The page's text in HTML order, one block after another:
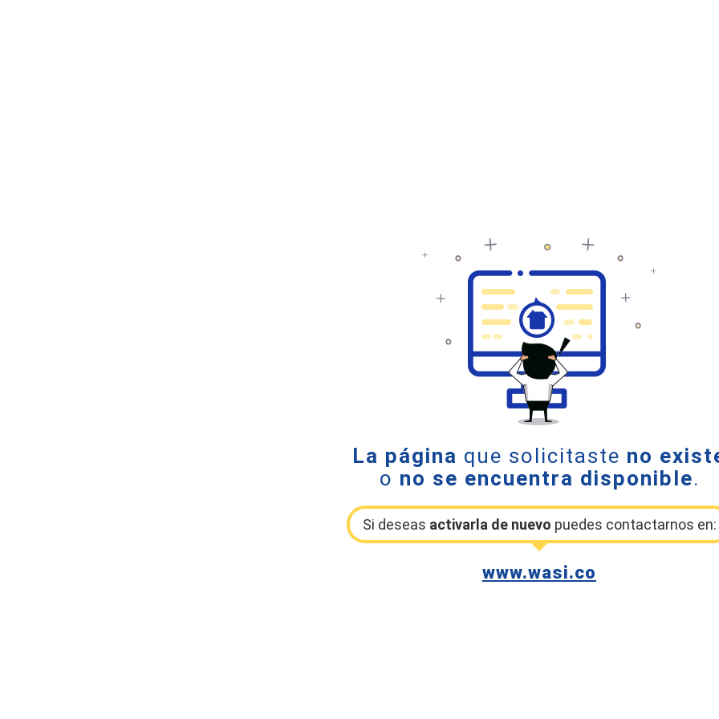
La página que solicitaste no
o no se encuentra disponible.
Si deseas activarla de nuevo puedes contactarnos en:
www.wasi.co